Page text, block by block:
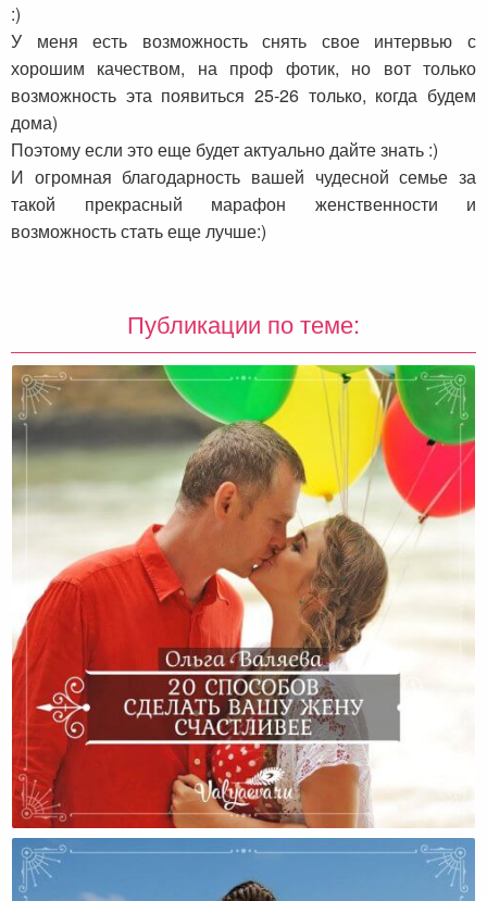
:)
У меня есть возможность снять свое интервью с
хорошим качеством, на проф фотик, но вот только
возможность эта появиться 25-26 только, когда будем
дома)
Поэтому если это еще будет актуально дайте знать :)
И огромная благодарность вашей чудесной семье за
такой прекрасный марафон женственности и
возможность стать еще лучше:)
Публикации по теме:
20 Способов Сделать Вашу Жену Счастливее